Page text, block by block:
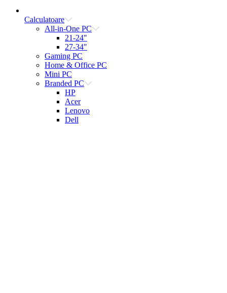
Calculatoare
All-in-One PC
21-24"
27-34"
Gaming PC
Home & Office PC
Mini PC
Branded PC
HP
Acer
Lenovo
Dell